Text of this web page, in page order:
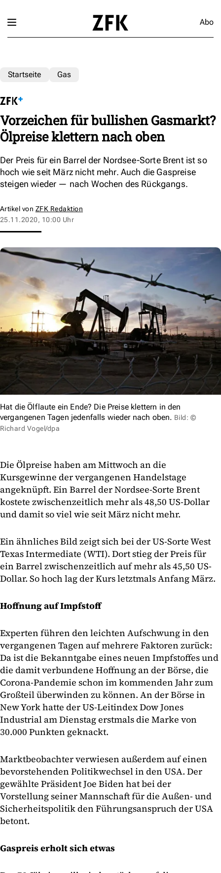
Abo
Startseite Gas
Vorzeichen für bullishen Gasmarkt?
Ölpreise klettern nach oben
Der Preis für ein Barrel der Nordsee-Sorte Brent ist so
hoch wie seit März nicht mehr. Auch die Gaspreise
steigen wieder — nach Wochen des Rückgangs.
Artikel von ZFK Redaktion
25.11.2020, 10:00 Uhr
Hat die Ölflaute ein Ende? Die Preise klettern in den
vergangenen Tagen jedenfalls wieder nach oben. Bild: ©
Richard Vogel/dpa
Die Ölpreise haben am Mittwoch an die
Kursgewinne der vergangenen Handelstage
angeknüpft. Ein Barrel der Nordsee-Sorte Brent
kostete zwischenzeitlich mehr als 48,50 US-Dollar
und damit so viel wie seit März nicht mehr.
Ein ähnliches Bild zeigt sich bei der US-Sorte West
Texas Intermediate (WTI). Dort stieg der Preis für
ein Barrel zwischenzeitlich auf mehr als 45,50 US-
Dollar. So hoch lag der Kurs letztmals Anfang März.
Hoffnung auf Impfstoff
Experten führen den leichten Aufschwung in den
vergangenen Tagen auf mehrere Faktoren zurück:
Da ist die Bekanntgabe eines neuen Impfstoffes und
die damit verbundene Hoffnung an der Börse, die
Corona-Pandemie schon im kommenden Jahr zum
Großteil überwinden zu können. An der Börse in
New York hatte der US-Leitindex Dow Jones
Industrial am Dienstag erstmals die Marke von
30.000 Punkten geknackt.
Marktbeobachter verwiesen außerdem auf einen
bevorstehenden Politikwechsel in den USA. Der
gewählte Präsident Joe Biden hat bei der
Vorstellung seiner Mannschaft für die Außen- und
Sicherheitspolitik den Führungsanspruch der USA
betont.
Gaspreis erholt sich etwas